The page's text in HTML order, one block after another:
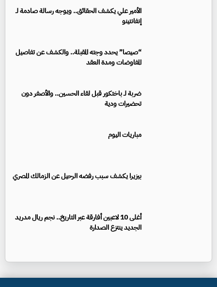
الأمير علي يكشف الحقائق.. ويوجه رسالة صادمة لـ
إنفانتينو
“صيصا” يحدد وجته المقبلة.. والكشف عن تفاصيل
المفاوضات ومدة العقد
ضربة لـ باختكور قبل لقاء الحسين.. والأصفر دون
تحضيرات ودية
مباريات اليوم
بيزيرا يكشف سبب رفضه الرحيل عن الزمالك المصري
أغلى 10 لاعبين أفارقة عبر التاريخ.. نجم ريال مدريد
الجديد ينتزع الصدارة